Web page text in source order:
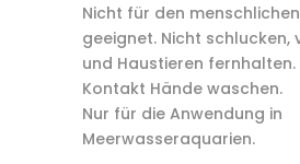
Nicht für den
geeignet. Nicht schlucken,
und Haustieren fernhalten.
Kontakt Hände waschen.
Nur für die Anwendung in
Meerwasseraquarien.